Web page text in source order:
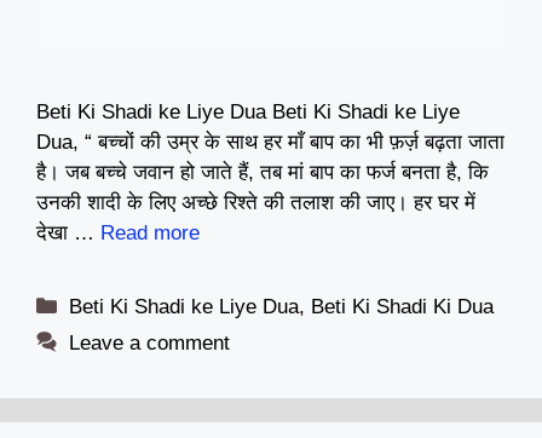
Beti Ki Shadi ke Liye Dua Beti Ki Shadi ke Liye
Dua, “ बच्चों की उम्र के साथ हर माँ बाप का भी फ़र्ज़ बढ़ता जाता
है। जब बच्चे जवान हो जाते हैं, तब मां बाप का फर्ज बनता है, कि
उनकी शादी के लिए अच्छे रिश्ते की तलाश की जाए। हर घर में
देखा … Read more
Categories
Beti Ki Shadi ke Liye Dua, Beti Ki Shadi Ki Dua
Leave a comment